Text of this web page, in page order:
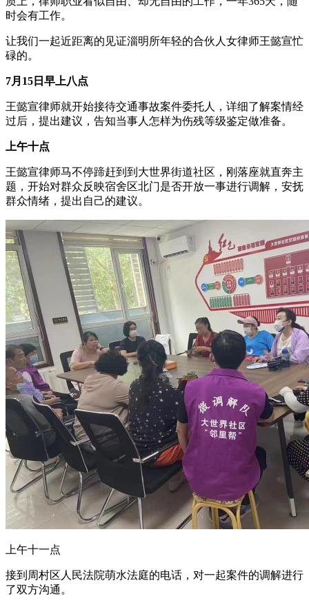
时会有工作。
让我们一起近距离的见证淄明所年轻的合伙人女律师王懿宣忙
碌的。
7月15日早上八点
王懿宣律师就开始接待交通事故案件委托人，详细了解案情经
过后，提出建议，告知当事人怎样为伤残等级鉴定做准备。
上午十点
王懿宣律师马不停蹄赶到到大世界街道社区，刚落座就直奔主
题，开始对群众反映宿舍区北门是否开放一事进行调解，安抚
群众情绪，提出自己的建议。
上午十一点
接到周村区人民法院萌水法庭的电话，对一起案件的调解进行
了双方沟通。